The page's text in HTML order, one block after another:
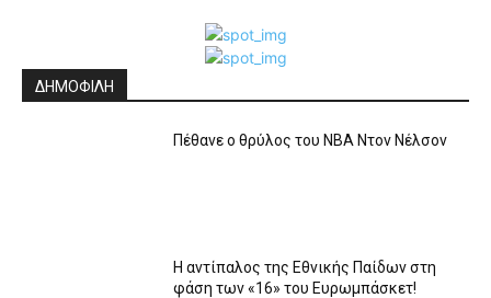
ΔΗΜΟΦΙΛΗ
Πέθανε ο θρύλος του NBA Ντον Νέλσον
Η αντίπαλος της Εθνικής Παίδων στη
φάση των «16» του Ευρωμπάσκετ!